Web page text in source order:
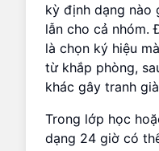
kỳ định dạng nào
lẫn cho cả nhóm.
là chọn ký hiệu
từ khắp phòng,
khác gây tranh
Trong lớp học
dạng 24 giờ có